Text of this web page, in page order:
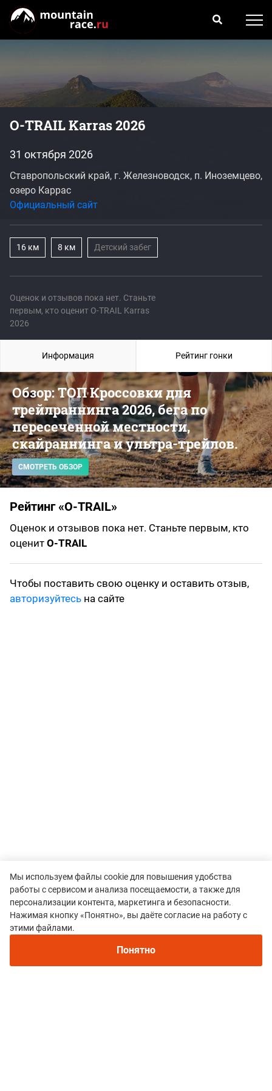
O-TRAIL Karras 2026
Оценок и отзывов пока нет. Станьте
первым, кто оценит O-TRAIL Karras
2026
31 октября 2026
Ставропольский край, г. Железноводск, п. Иноземцево,
озеро Каррас
Официальный сайт
16 км 8 км Детский забег
Обзор: ТОП Кроссовки для
трейлраннинга 2026, бега по
пересеченной местности,
скайраннинга и ультра-трейлов.
СМОТРЕТЬ ОБЗОР
Рейтинг «O-TRAIL»
Оценок и отзывов пока нет. Станьте первым, кто
оценит O-TRAIL
Чтобы поставить свою оценку и оставить отзыв,
авторизуйтесь на сайте
Информация Рейтинг гонки
O-TRAIL
Мы используем файлы cookie для повышения удобства
работы с сервисом и анализа посещаемости, а также для
персонализации контента, маркетинга и безопасности.
Нажимая кнопку «Понятно», вы даёте согласие на работу с
этими файлами.
Понятно